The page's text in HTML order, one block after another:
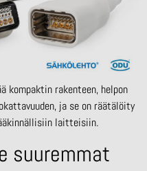
kompaktin rakenteen, helpon
ja se on räätälöity
laitteisiin.
suuremmat